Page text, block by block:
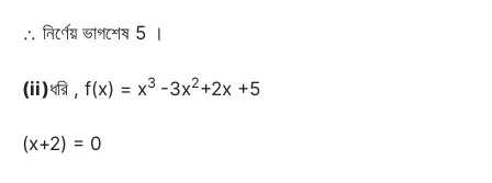
∴ নির্ণেয় ভাগশেষ 5 ।
(ii)ধরি , f(x) = x3 -3x2+2x +5
(x+2) = 0